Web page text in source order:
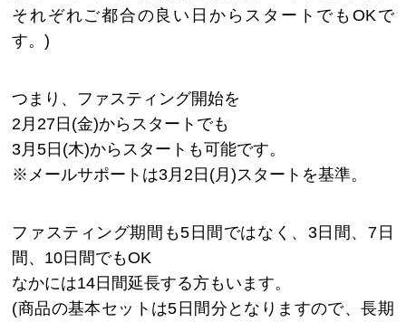
それぞれご都合の良い日からスタートでもOKで
す。)
つまり、ファスティング開始を
2月27日(金)からスタートでも
3月5日(木)からスタートも可能です。
※メールサポートは3月2日(月)スタートを基準。
ファスティング期間も5日間ではなく、3日間、7日
間、10日間でもOK
なかには14日間延長する方もいます。
(商品の基本セットは5日間分となりますので、長期